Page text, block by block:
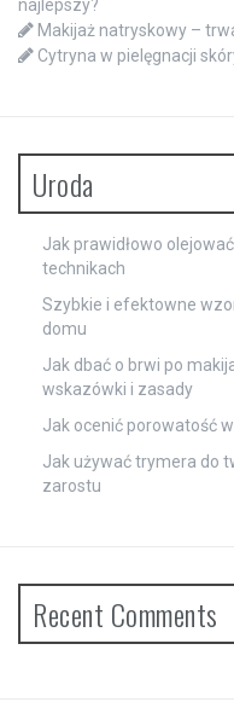
najlepszy?
Makijaż natryskowy –
Cytryna w pielęgnacji
Uroda
Jak prawidłowo
technikach
Szybkie i efektowne
domu
Jak dbać o brwi po
wskazówki i zasady
Jak ocenić porowatość
Jak używać trymera do
zarostu
Recent Comments